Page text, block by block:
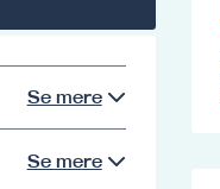
Se mere
Se mere